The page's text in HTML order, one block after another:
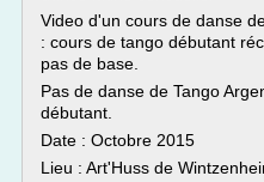
Video d'un cours de danse
: cours de tango débutant
pas de base.
Pas de danse de Tango
débutant.
Date : Octobre 2015
Lieu : Art'Huss de